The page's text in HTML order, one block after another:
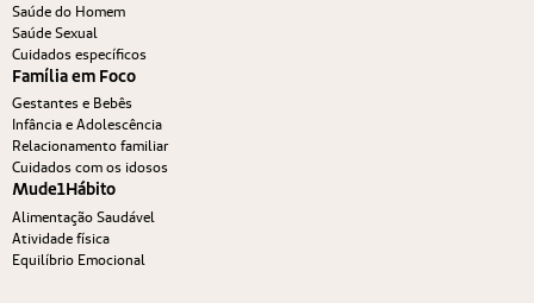
Saúde do Homem
Saúde Sexual
Cuidados específicos
Família em Foco
Gestantes e Bebês
Infância e Adolescência
Relacionamento familiar
Cuidados com os idosos
Mude1Hábito
Alimentação Saudável
Atividade física
Equilíbrio Emocional